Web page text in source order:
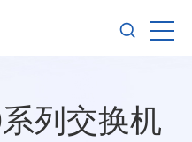
列交换机